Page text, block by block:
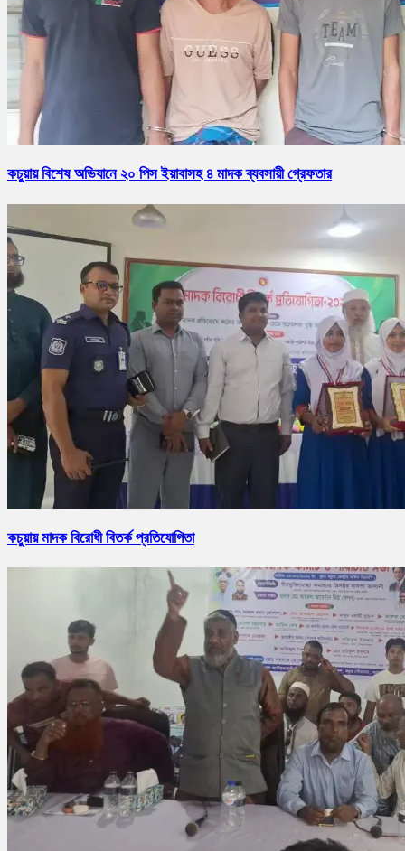
কচুয়ায় বিশেষ অভিযানে ২০ পিস ইয়াবাসহ ৪ মাদক ব্যবসায়ী গ্রেফতার
কচুয়ায় মাদক বিরোধী বিতর্ক প্রতিযোগিতা